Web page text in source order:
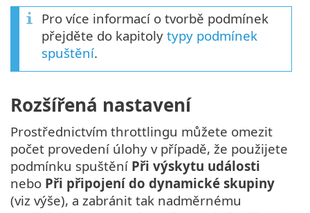
Pro více informací o tvorbě podmínek
přejděte do kapitoly typy podmínek
spuštění.
Rozšířená nastavení
Prostřednictvím throttlingu můžete omezit
počet provedení úlohy v případě, že použijete
podmínku spuštění Při výskytu události
nebo Při připojení do dynamické skupiny
(viz výše), a zabránit tak nadměrnému